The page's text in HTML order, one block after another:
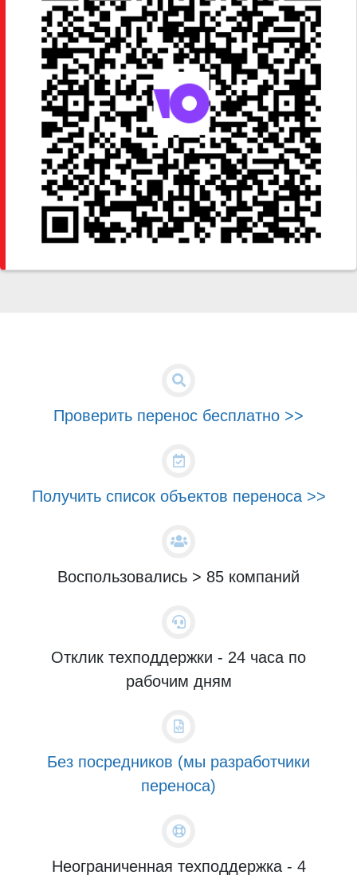
Проверить перенос бесплатно >>
Получить список объектов переноса >>
Воспользовались > 85 компаний
Отклик техподдержки - 24 часа по
рабочим дням
Без посредников (мы разработчики
переноса)
Неограниченная техподдержка - 4